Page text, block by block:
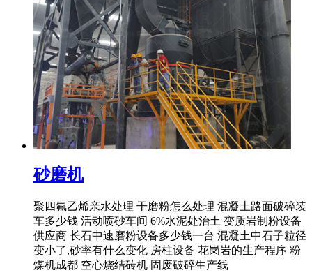
砂磨机
聚四氟乙烯亲水处理 干磨粉怎么处理 混凝土路面破碎装
车多少钱 活动喷砂车间 6%水泥处治土 变质岩制粉设备
供应商 长石中速磨粉设备多少钱一台 混凝土中石子粒径
变小了,砂率有什么变化 房柱设备 花岗岩的生产程序 粉
煤机成都 空心烧结砖机 固废破碎生产线